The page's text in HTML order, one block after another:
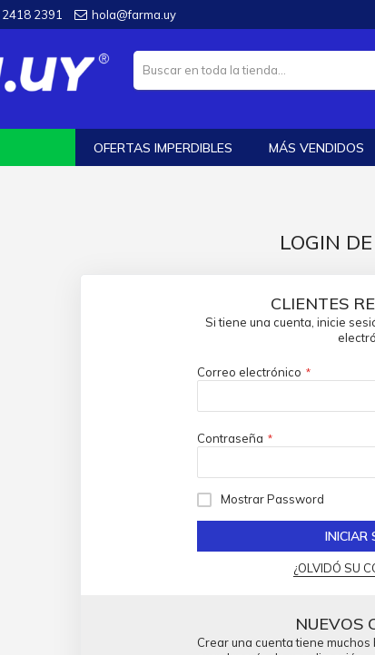
2418 2391 hola@farma.uy
OFERTAS IMPERDIBLES MÁS VENDIDOS
LOGIN
CLIENTES
Si tiene una cuenta, inicie
Correo electrónico
Contraseña
Mostrar Password
INICIAR
¿OLVIDÓ SU
NUEVOS
Crear una cuenta tiene